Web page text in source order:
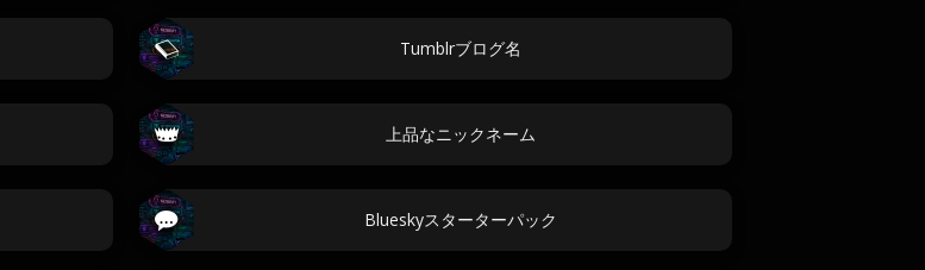
Tumblrブログ名
上品なニックネーム
Blueskyスターターパック